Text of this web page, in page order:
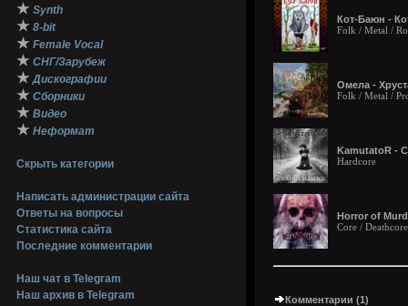
★ Synth
★ 8-bit
★ Female Vocal
★ СНГ/Зарубеж
★ Дискографии
★ Сборники
★ Видео
★ Неформат
Скрыть категории
Написать администрации сайта
Ответы на вопросы
Статистика сайта
Последние комментарии
Наш чат в Telegram
Наш архив в Telegram
Кот-Баюн -
Folk / Metal /
Омела -
Folk / Metal /
KamutatoR -
Hardcore
Horror of
Core /
Комментарии (1)